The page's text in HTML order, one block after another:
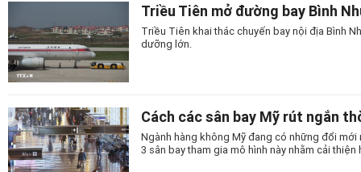
Triều Tiên mở đường bay Bình
Triều Tiên khai thác chuyến bay nội địa Bình
dưỡng lớn.
Cách các sân bay Mỹ rút ngắn
Ngành hàng không Mỹ đang có những đổi
3 sân bay tham gia mô hình này nhằm cải thiện